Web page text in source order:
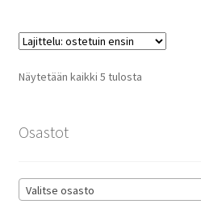
Näytetään kaikki 5 tulostaSuosituimmat
Osastot
Valitse osasto